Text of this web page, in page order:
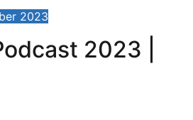
2023
2023 |